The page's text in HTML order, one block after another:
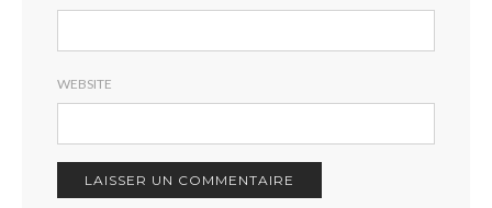
WEBSITE